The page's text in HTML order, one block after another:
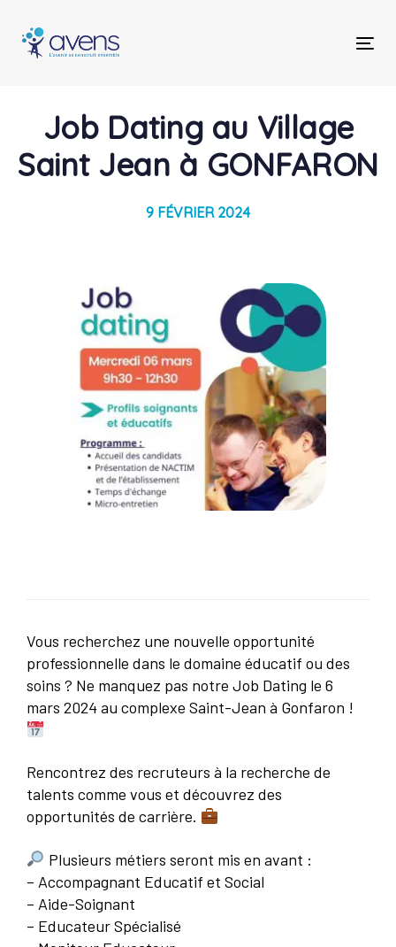
links
primary
contentJob Dating au Village
Saint Jean à GONFARON
9 FÉVRIER 2024
Vous recherchez une nouvelle opportunité
professionnelle dans le domaine éducatif ou des
soins ? Ne manquez pas notre Job Dating le 6
mars 2024 au complexe Saint-Jean à Gonfaron !
Rencontrez des recruteurs à la recherche de
talents comme vous et découvrez des
opportunités de carrière.
Plusieurs métiers seront mis en avant :
– Accompagnant Educatif et Social
– Aide-Soignant
– Educateur Spécialisé
navigation